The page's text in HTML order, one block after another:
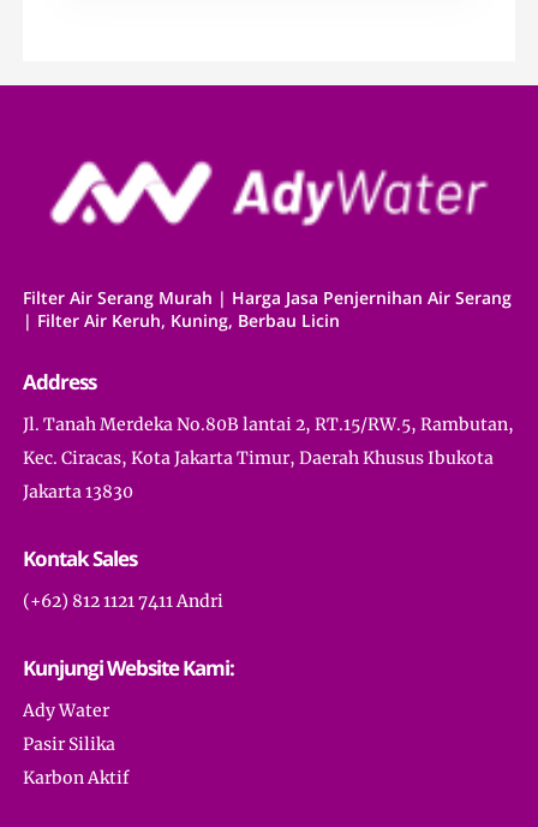
Filter Air Serang Murah | Harga Jasa Penjernihan Air Serang
| Filter Air Keruh, Kuning, Berbau Licin
Address
Jl. Tanah Merdeka No.80B lantai 2, RT.15/RW.5, Rambutan,
Kec. Ciracas, Kota Jakarta Timur, Daerah Khusus Ibukota
Jakarta 13830
Kontak Sales
(+62) 812 1121 7411 Andri
Kunjungi Website Kami:
Ady Water
Pasir Silika
Karbon Aktif